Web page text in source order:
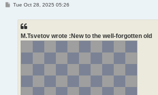
PTue Oct 28, 2025 05:26
M.Tsvetov wrote :New to the well-forgotten old